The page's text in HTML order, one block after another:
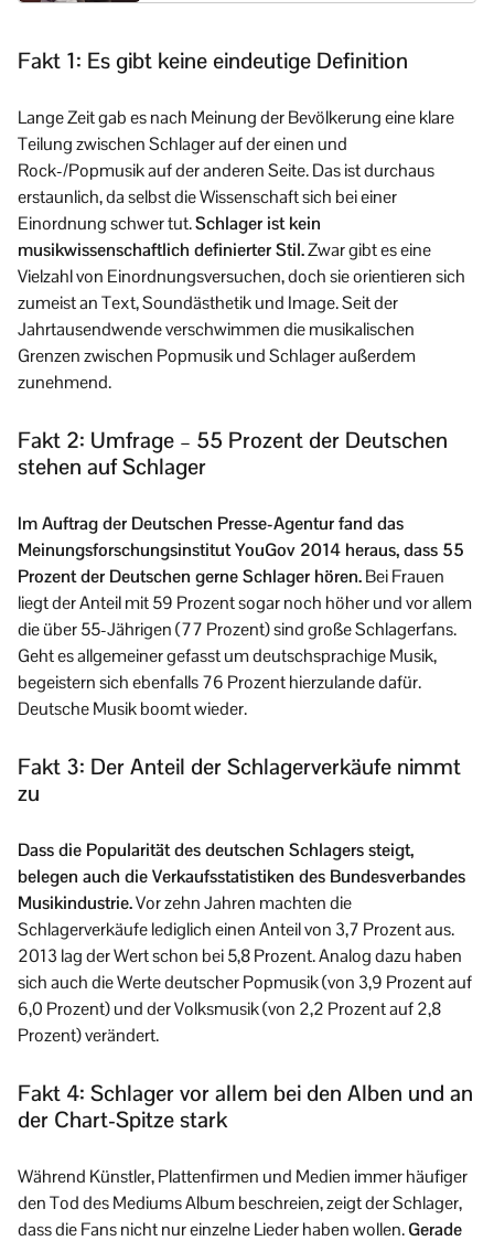
Fakt 1: Es gibt keine eindeutige Definition
Lange Zeit gab es nach Meinung der Bevölkerung eine klare
Teilung zwischen Schlager auf der einen und
Rock-/Popmusik auf der anderen Seite. Das ist durchaus
erstaunlich, da selbst die Wissenschaft sich bei einer
Einordnung schwer tut.Schlager ist kein
musikwissenschaftlich definierter Stil.Zwar gibt es eine
Vielzahl von Einordnungsversuchen, doch sie orientieren sich
zumeist an Text, Soundästhetik und Image. Seit der
Jahrtausendwende verschwimmen die musikalischen
Grenzen zwischen Popmusik und Schlager außerdem
zunehmend.
Fakt 2: Umfrage – 55 Prozent der Deutschen
stehen auf Schlager
Im Auftrag der Deutschen Presse-Agentur fand das
Meinungsforschungsinstitut YouGov 2014 heraus, dass 55
Prozent der Deutschen gerne Schlager hören.Bei Frauen
liegt der Anteil mit 59 Prozent sogar noch höher und vor allem
die über 55-Jährigen (77 Prozent) sind große Schlagerfans.
Geht es allgemeiner gefasst um deutschsprachige Musik,
begeistern sich ebenfalls 76 Prozent hierzulande dafür.
Deutsche Musik boomt wieder.
Fakt 3: Der Anteil der Schlagerverkäufe nimmt
zu
Dass die Popularität des deutschen Schlagers steigt,
belegen auch die Verkaufsstatistiken des Bundesverbandes
Musikindustrie.Vor zehn Jahren machten die
Schlagerverkäufe lediglich einen Anteil von 3,7 Prozent aus.
2013 lag der Wert schon bei 5,8 Prozent. Analog dazu haben
sich auch die Werte deutscher Popmusik (von 3,9 Prozent auf
6,0 Prozent) und der Volksmusik (von 2,2 Prozent auf 2,8
Prozent) verändert.
Fakt 4: Schlager vor allem bei den Alben und an
der Chart-Spitze stark
Während Künstler, Plattenfirmen und Medien immer häufiger
den Tod des Mediums Album beschreien, zeigt der Schlager,
dass die Fans nicht nur einzelne Lieder haben wollen.Gerade